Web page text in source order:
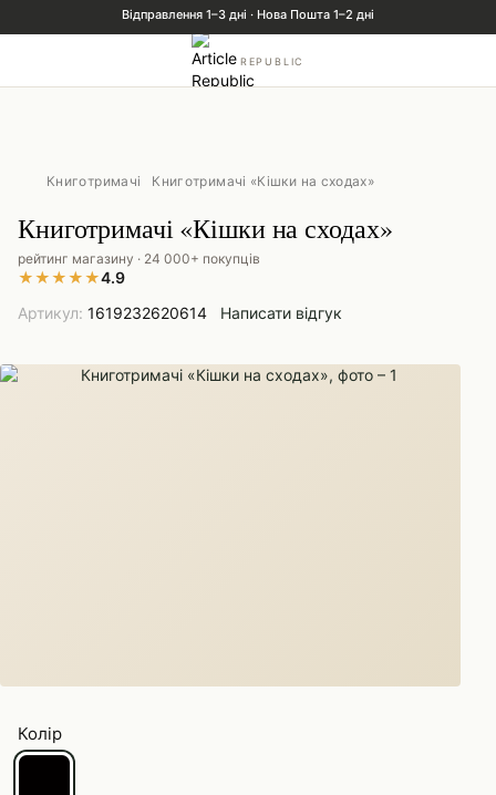
REPUBLIC
Книготримачі Книготримачі «Кішки на сходах»
Книготримачі «Кішки на сходах»
★★★★★4.9
рейтинг магазину · 24 000+ покупців
Артикул: 1619232620614 Написати відгук
Колір